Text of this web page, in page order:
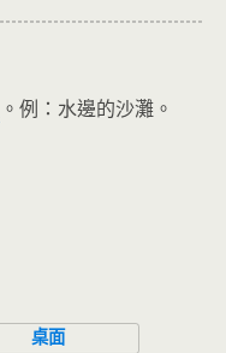
。例：水邊的沙灘。
桌面